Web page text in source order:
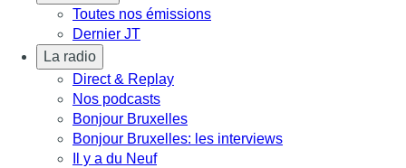
Toutes nos émissions
Dernier JT
La radio
Direct & Replay
Nos podcasts
Bonjour Bruxelles
Bonjour Bruxelles: les interviews
Il y a du Neuf